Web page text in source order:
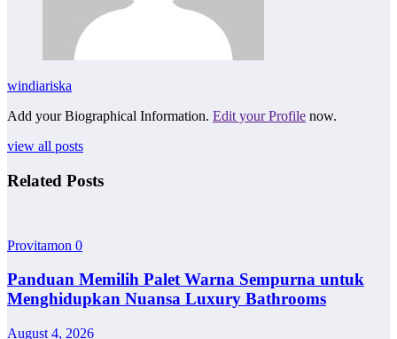
windiariska
Add your Biographical Information. Edit your Profile now.
view all posts
Related Posts
Provitamon 0
Panduan Memilih Palet Warna Sempurna untuk
Menghidupkan Nuansa Luxury Bathrooms
August 4, 2026